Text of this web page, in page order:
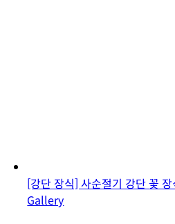
[강단 장식] 사순절기 강단 꽃 장
Gallery